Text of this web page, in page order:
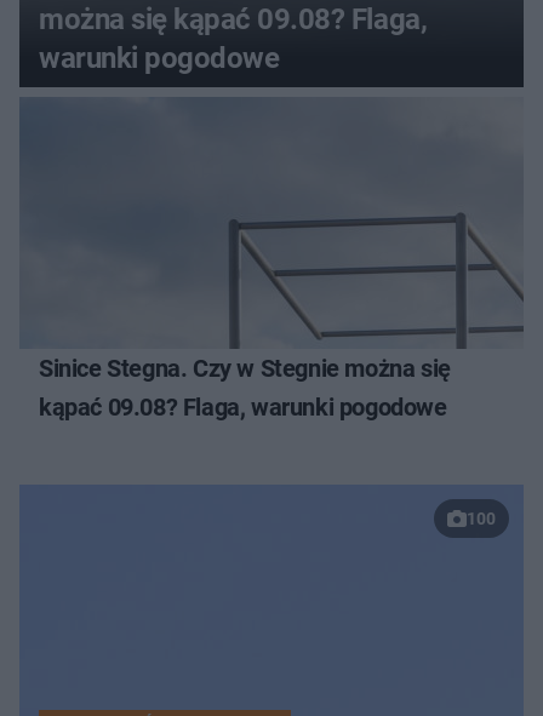
można się kąpać 09.08? Flaga,
warunki pogodowe
Sinice Stegna. Czy w Stegnie można się
kąpać 09.08? Flaga, warunki pogodowe
100